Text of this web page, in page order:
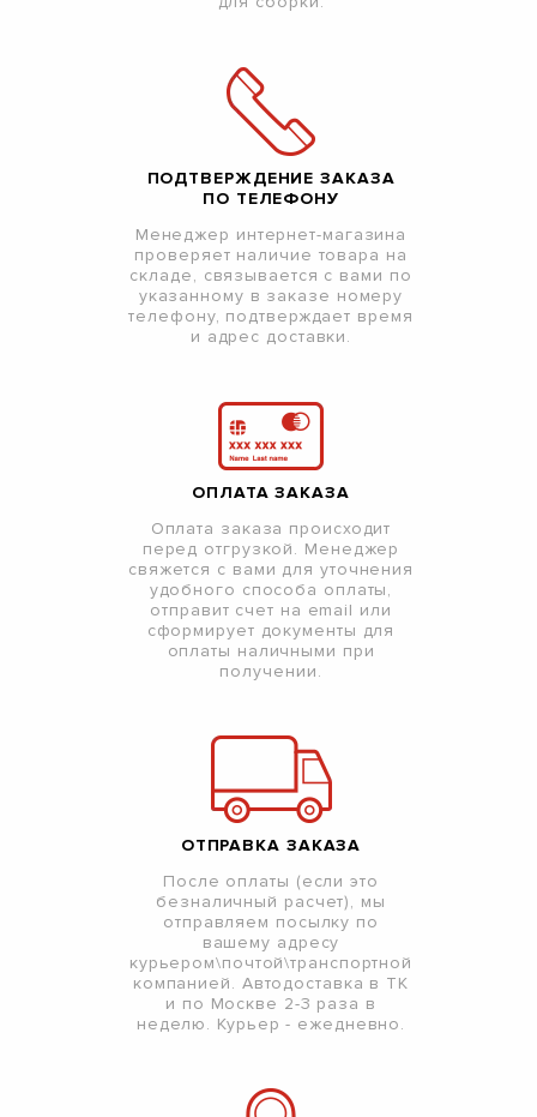
ПОДТВЕРЖДЕНИЕ ЗАКАЗА
ПО ТЕЛЕФОНУ
Менеджер интернет-магазина
проверяет наличие товара на
складе, связывается с вами по
указанному в заказе номеру
телефону, подтверждает время
и адрес доставки.
ОПЛАТА ЗАКАЗА
Оплата заказа происходит
перед отгрузкой. Менеджер
свяжется с вами для уточнения
удобного способа оплаты,
отправит счет на email или
сформирует документы для
оплаты наличными при
получении.
ОТПРАВКА ЗАКАЗА
После оплаты (если это
безналичный расчет), мы
отправляем посылку по
вашему адресу
курьером\почтой\транспортной
компанией. Автодоставка в ТК
и по Москве 2-3 раза в
неделю. Курьер - ежедневно.